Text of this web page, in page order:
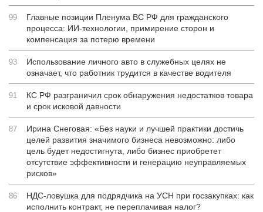
99
Главные позиции Пленума ВС РФ для гражданского
процесса: ИИ-технологии, примирение сторон и
компенсация за потерю времени
93
Использование личного авто в служебных целях не
означает, что работник трудится в качестве водителя
91
КС РФ разграничил срок обнаружения недостатков товара
и срок исковой давности
87
Ирина Снеговая: «Без науки и лучшей практики достичь
целей развития значимого бизнеса невозможно: либо
цель будет недостигнута, либо бизнес приобретет
отсутствие эффективности и генерацию неуправляемых
рисков»
86
НДС-ловушка для подрядчика на УСН при госзакупках: как
исполнить контракт, не переплачивая налог?